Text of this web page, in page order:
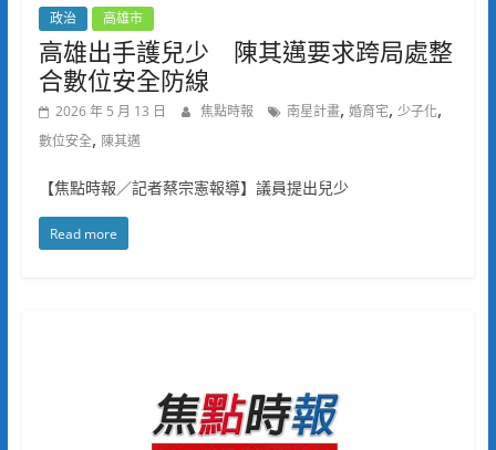
政治 高雄市
高雄出手護兒少 陳其邁要求跨局處整
合數位安全防線
2026 年 5 月 13 日 焦點時報 南星計畫, 婚育宅, 少子化,
數位安全, 陳其邁
【焦點時報／記者蔡宗憲報導】議員提出兒少
Read more